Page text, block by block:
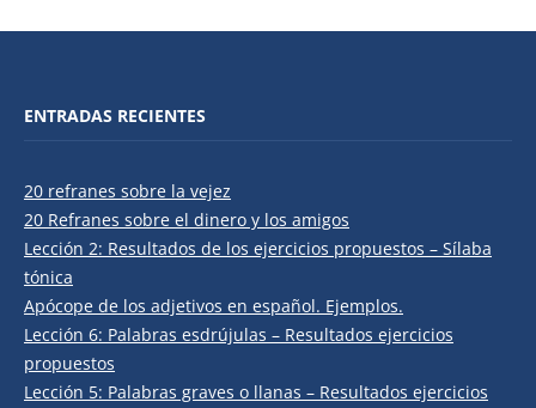
ENTRADAS RECIENTES
20 refranes sobre la vejez
20 Refranes sobre el dinero y los amigos
Lección 2: Resultados de los ejercicios propuestos – Sílaba
tónica
Apócope de los adjetivos en español. Ejemplos.
Lección 6: Palabras esdrújulas – Resultados ejercicios
propuestos
Lección 5: Palabras graves o llanas – Resultados ejercicios